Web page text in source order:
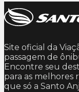
Site oficial da
passagem de
Encontre seu
para as melhores
que só a Santo